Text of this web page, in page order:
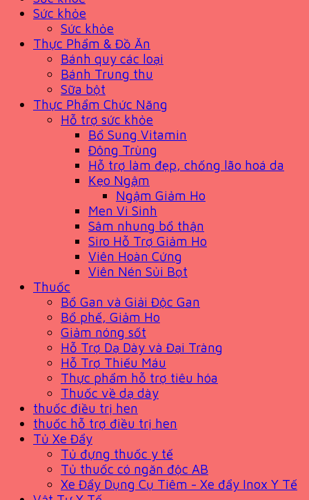
Sức khỏe
Sức khỏe
Thực Phẩm & Đồ Ăn
Bánh quy các loại
Bánh Trung thu
Sữa bột
Thực Phẩm Chức Năng
Hỗ trợ sức khỏe
Bổ Sung Vitamin
Đông Trùng
Hỗ trợ làm đẹp, chống lão hoá da
Kẹo Ngậm
Ngậm Giảm Ho
Men Vi Sinh
Sâm nhung bổ thận
Siro Hỗ Trợ Giảm Ho
Viên Hoàn Cứng
Viên Nén Sủi Bọt
Thuốc
Bổ Gan và Giải Độc Gan
Bổ phế, Giảm Ho
Giảm nóng sốt
Hỗ Trợ Dạ Dày và Đại Tràng
Hỗ Trợ Thiếu Máu
Thực phẩm hỗ trợ tiêu hóa
Thuốc về dạ dày
thuốc điều trị hen
thuốc hỗ trợ điều trị hen
Tủ Xe Đẩy
Tủ đựng thuốc y tế
Tủ thuốc có ngăn độc AB
Xe Đẩy Dụng Cụ Tiêm - Xe đẩy Inox Y Tế